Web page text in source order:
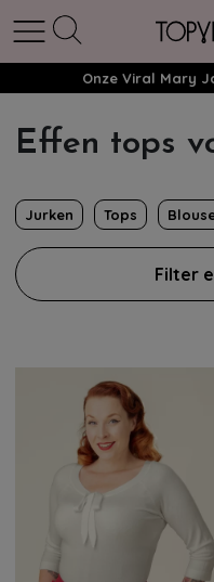
Onze Viral Mary
Effen tops
Jurken Tops
Filter